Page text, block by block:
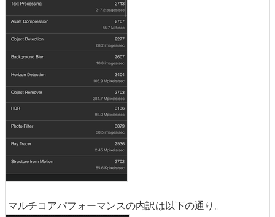
マルチコアパフォーマンスの内訳は以下の通り。